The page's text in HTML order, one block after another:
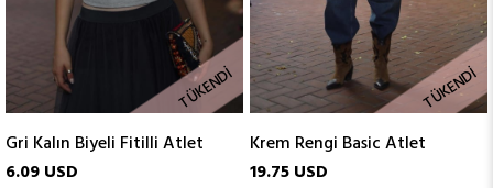
TÜKENDI
Gri Kalın Biyeli Fitilli Atlet
6.09 USD
TÜKENDI
Krem Rengi Basic Atlet
19.75 USD